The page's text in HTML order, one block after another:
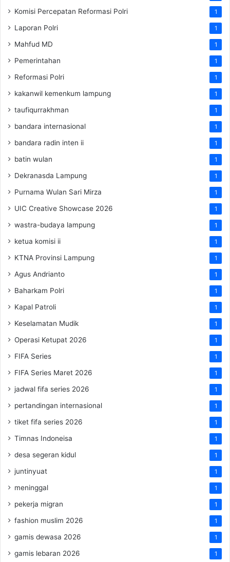
Komisi Percepatan Reformasi Polri 1
Laporan Polri 1
Mahfud MD 1
Pemerintahan 1
Reformasi Polri 1
kakanwil kemenkum lampung 1
taufiqurrakhman 1
bandara internasional 1
bandara radin inten ii 1
batin wulan 1
Dekranasda Lampung 1
Purnama Wulan Sari Mirza 1
UIC Creative Showcase 2026 1
wastra-budaya lampung 1
ketua komisi ii 1
KTNA Provinsi Lampung 1
Agus Andrianto 1
Baharkam Polri 1
Kapal Patroli 1
Keselamatan Mudik 1
Operasi Ketupat 2026 1
FIFA Series 1
FIFA Series Maret 2026 1
jadwal fifa series 2026 1
pertandingan internasional 1
tiket fifa series 2026 1
Timnas Indoneisa 1
desa segeran kidul 1
juntinyuat 1
meninggal 1
pekerja migran 1
fashion muslim 2026 1
gamis dewasa 2026 1
gamis lebaran 2026 1